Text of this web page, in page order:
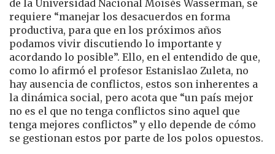
de la Universidad Nacional Moisés Wasserman, se
requiere “manejar los desacuerdos en forma
productiva, para que en los próximos años
podamos vivir discutiendo lo importante y
acordando lo posible”. Ello, en el entendido de que,
como lo afirmó el profesor Estanislao Zuleta, no
hay ausencia de conflictos, estos son inherentes a
la dinámica social, pero acota que “un país mejor
no es el que no tenga conflictos sino aquel que
tenga mejores conflictos” y ello depende de cómo
se gestionan estos por parte de los polos opuestos.